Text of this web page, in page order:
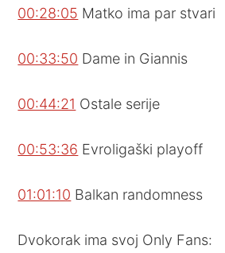
00:28:05 Matko ima par stvari
00:33:50 Dame in Giannis
00:44:21 Ostale serije
00:53:36 Evroligaški playoff
01:01:10 Balkan randomness
Dvokorak ima svoj Only Fans: